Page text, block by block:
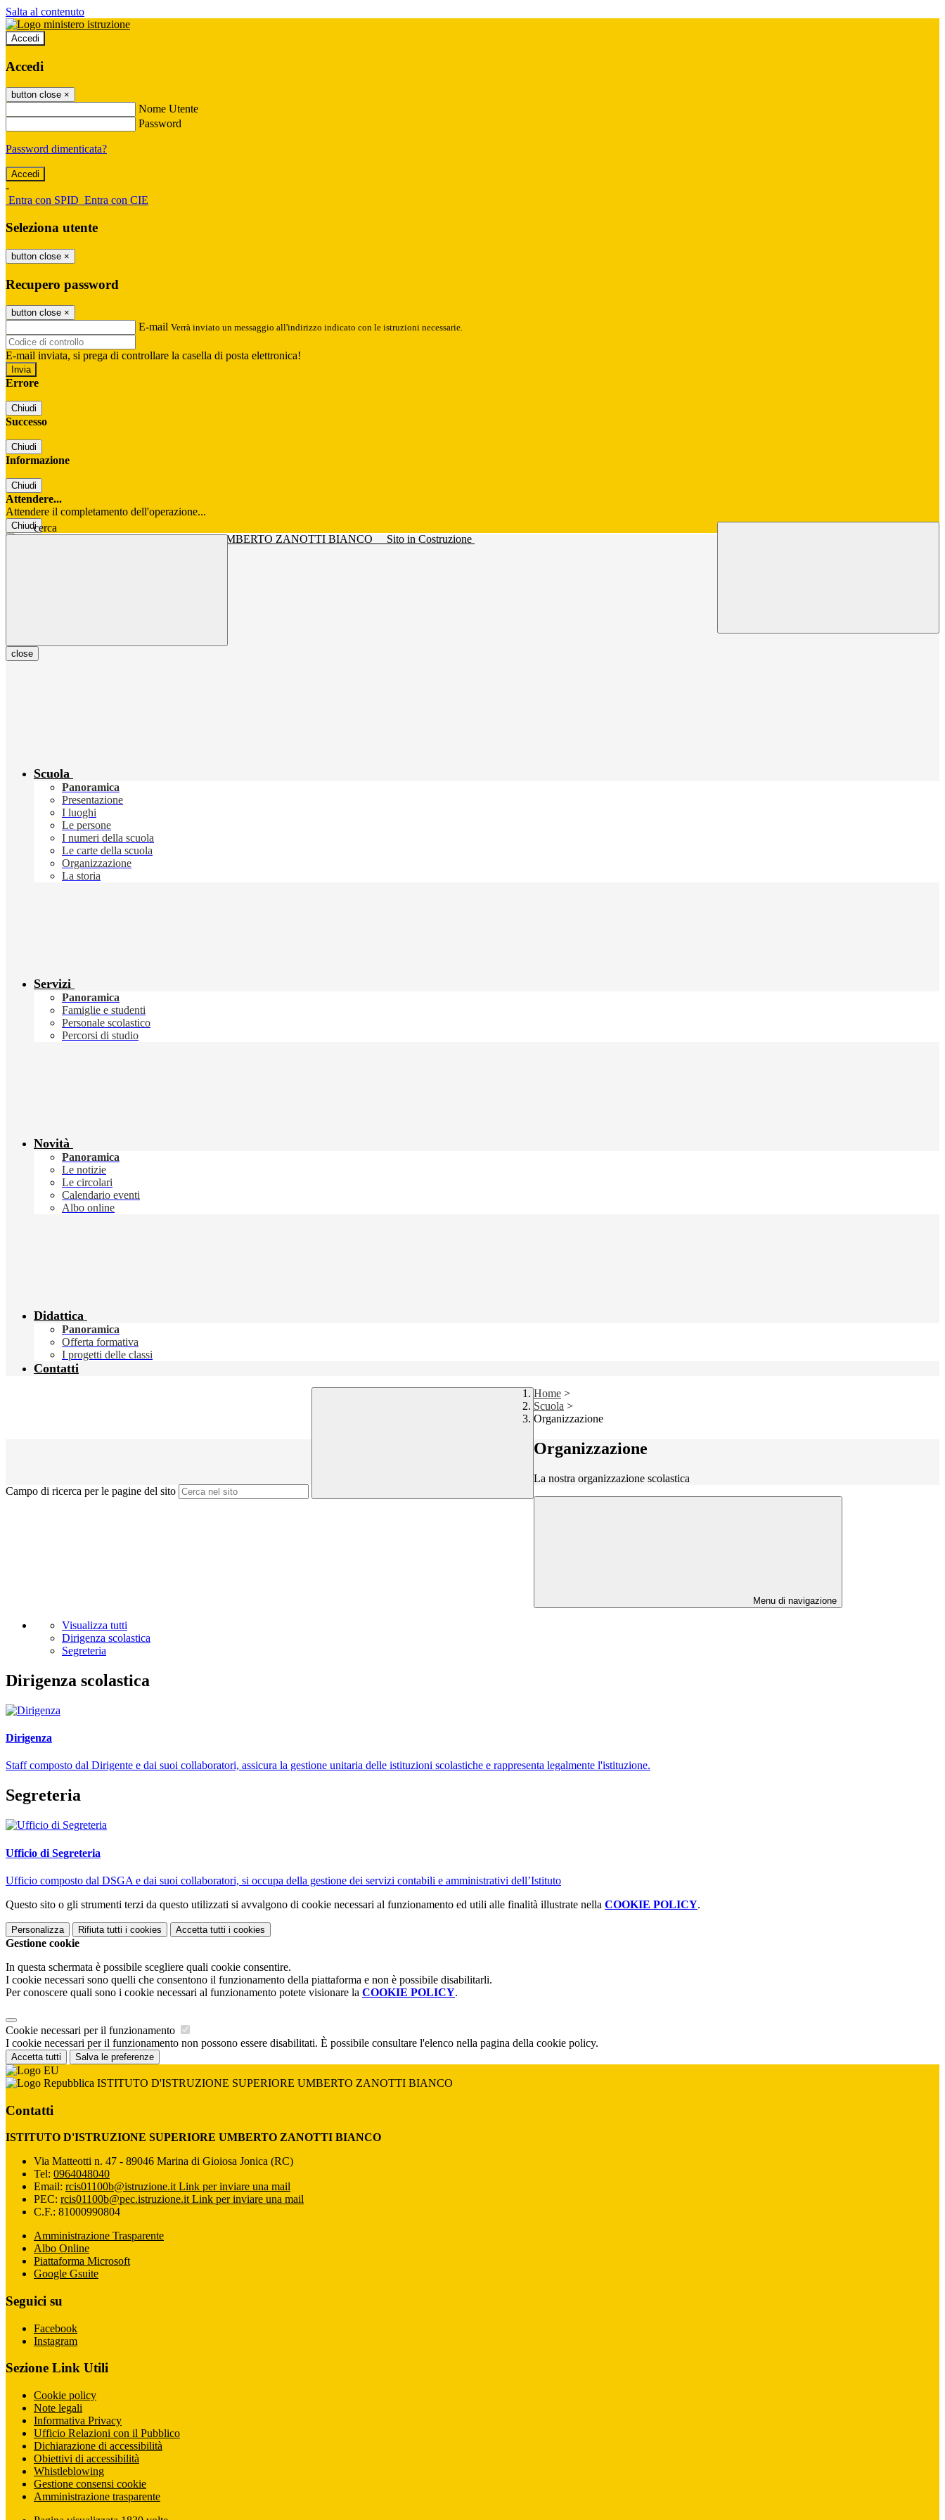
Salta al contenuto
Accedi
Accedi
button close ×
Nome Utente
Password
Password dimenticata?
-
Entra con SPID Entra con CIE
Seleziona utente
button close ×
Recupero password
button close ×
E-mail Verrà inviato un messaggio all'indirizzo indicato con le istruzioni necessarie.
E-mail inviata, si prega di controllare la casella di posta elettronica!
Errore
Chiudi
Successo
Chiudi
Informazione
Chiudi
Attendere...
Attendere il completamento dell'operazione...
Chiudi
Sito in Costruzione
cerca
close
Scuola
Panoramica
Presentazione
I luoghi
Le persone
I numeri della scuola
Le carte della scuola
Organizzazione
La storia
Servizi
Panoramica
Famiglie e studenti
Personale scolastico
Percorsi di studio
Novità
Panoramica
Le notizie
Le circolari
Calendario eventi
Albo online
Didattica
Panoramica
Offerta formativa
I progetti delle classi
Contatti
Campo di ricerca per le pagine del sito
Home >
Scuola >
Organizzazione
Organizzazione
La nostra organizzazione scolastica
Menu di navigazione
Visualizza tutti
Dirigenza scolastica
Segreteria
Dirigenza scolastica
Dirigenza
Staff composto dal Dirigente e dai suoi collaboratori, assicura la gestione unitaria delle istituzioni scolastiche e rappresenta legalmente l'istituzione.
Segreteria
Ufficio di Segreteria
Ufficio composto dal DSGA e dai suoi collaboratori, si occupa della gestione dei servizi contabili e amministrativi dell’Istituto
Questo sito o gli strumenti terzi da questo utilizzati si avvalgono di cookie necessari al funzionamento ed utili alle finalità illustrate nella COOKIE POLICY.
Personalizza Rifiuta tutti i cookies Accetta tutti i cookies
Gestione cookie
In questa schermata è possibile scegliere quali cookie consentire.
I cookie necessari sono quelli che consentono il funzionamento della piattaforma e non è possibile disabilitarli.
Per conoscere quali sono i cookie necessari al funzionamento potete visionare la COOKIE POLICY.
Cookie necessari per il funzionamento
I cookie necessari per il funzionamento non possono essere disabilitati. È possibile consultare l'elenco nella pagina della cookie policy.
Accetta tutti Salva le preferenze
ISTITUTO D'ISTRUZIONE SUPERIORE UMBERTO ZANOTTI BIANCO
Contatti
ISTITUTO D'ISTRUZIONE SUPERIORE UMBERTO ZANOTTI BIANCO
Via Matteotti n. 47 - 89046 Marina di Gioiosa Jonica (RC)
Tel: 0964048040
Email: rcis01100b@istruzione.it Link per inviare una mail
PEC: rcis01100b@pec.istruzione.it Link per inviare una mail
C.F.: 81000990804
Amministrazione Trasparente
Albo Online
Piattaforma Microsoft
Google Gsuite
Seguici su
Facebook
Instagram
Sezione Link Utili
Cookie policy
Note legali
Informativa Privacy
Ufficio Relazioni con il Pubblico
Dichiarazione di accessibilità
Obiettivi di accessibilità
Whistleblowing
Gestione consensi cookie
Amministrazione trasparente